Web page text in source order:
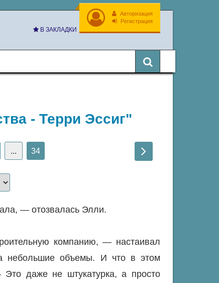
Авторизация
Регистрация
В ЗАКЛАДКИ
- Терри Эссиг"
... 34
— отозвалась Элли.
компанию, — настаивал
небольшие объемы. И что в этом
даже не штукатурка, а просто